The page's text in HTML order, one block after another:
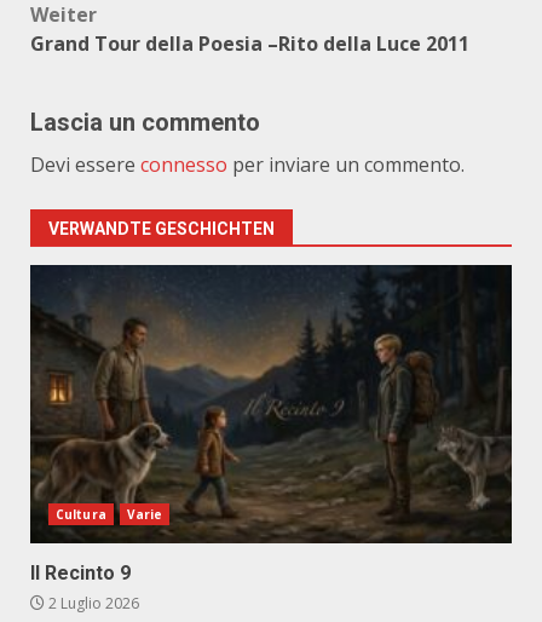
Weiter
Grand Tour della Poesia –Rito della Luce 2011
Lascia un commento
Devi essere connesso per inviare un commento.
VERWANDTE GESCHICHTEN
Cultura Varie
Il Recinto 9
2 Luglio 2026